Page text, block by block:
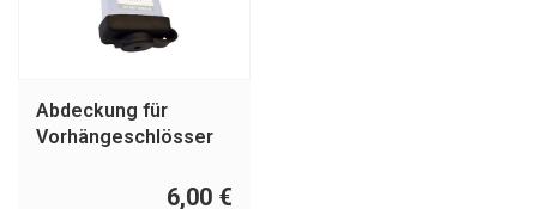
Abdeckung für
Vorhängeschlösser
6,00 €